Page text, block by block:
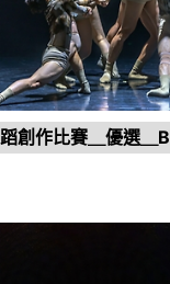
創作比賽＿優選